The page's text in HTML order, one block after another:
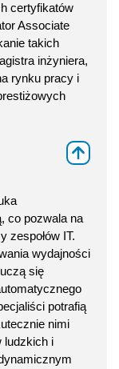
certyfikatów
Associate
takich
inżyniera,
rynku pracy i
co pozwala na
zespołów IT.
wydajności
się
potrafią
nimi
ludzkich i